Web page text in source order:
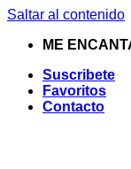
Saltar al contenido
ME
Suscribete
Favoritos
Contacto